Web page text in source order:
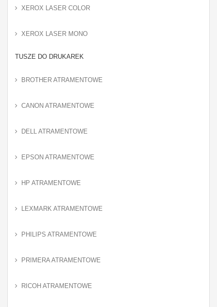
XEROX LASER COLOR
XEROX LASER MONO
TUSZE DO DRUKAREK
BROTHER ATRAMENTOWE
CANON ATRAMENTOWE
DELL ATRAMENTOWE
EPSON ATRAMENTOWE
HP ATRAMENTOWE
LEXMARK ATRAMENTOWE
PHILIPS ATRAMENTOWE
PRIMERA ATRAMENTOWE
RICOH ATRAMENTOWE